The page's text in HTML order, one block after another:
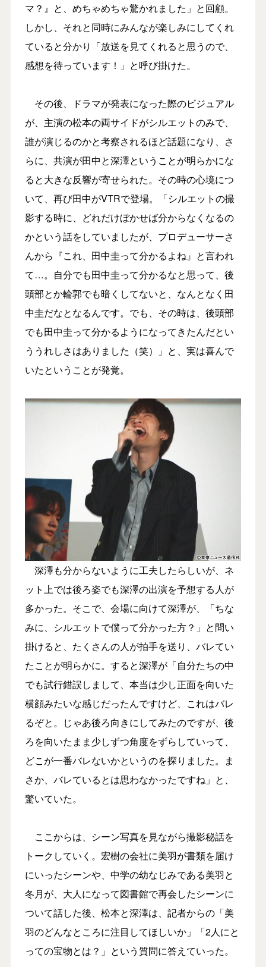
マ？』と、めちゃめちゃ驚かれました」と回顧。
しかし、それと同時にみんなが楽しみにしてくれ
ていると分かり「放送を見てくれると思うので、
感想を待っています！」と呼び掛けた。
その後、ドラマが発表になった際のビジュアル
が、主演の松本の両サイドがシルエットのみで、
誰が演じるのかと考察されるほど話題になり、さ
らに、共演が田中と深澤ということが明らかにな
ると大きな反響が寄せられた。その時の心境につ
いて、再び田中がVTRで登場。「シルエットの撮
影する時に、どれだけぼかせば分からなくなるの
かという話をしていましたが、プロデューサーさ
んから『これ、田中圭って分かるよね』と言われ
て…。自分でも田中圭って分かるなと思って、後
頭部とか輪郭でも暗くしてないと、なんとなく田
中圭だなとなるんです。でも、その時は、後頭部
でも田中圭って分かるようになってきたんだとい
ううれしさはありました（笑）」と、実は喜んで
いたということが発覚。
深澤も分からないように工夫したらしいが、ネ
ット上では後ろ姿でも深澤の出演を予想する人が
多かった。そこで、会場に向けて深澤が、「ちな
みに、シルエットで僕って分かった方？」と問い
掛けると、たくさんの人が拍手を送り、バレてい
たことが明らかに。すると深澤が「自分たちの中
でも試行錯誤しまして、本当は少し正面を向いた
横顔みたいな感じだったんですけど、これはバレ
るぞと。じゃあ後ろ向きにしてみたのですが、後
ろを向いたまま少しずつ角度をずらしていって、
どこが一番バレないかというのを探りました。ま
さか、バレているとは思わなかったですね」と、
驚いていた。
ここからは、シーン写真を見ながら撮影秘話を
トークしていく。宏樹の会社に美羽が書類を届け
にいったシーンや、中学の幼なじみである美羽と
冬月が、大人になって図書館で再会したシーンに
ついて話した後、松本と深澤は、記者からの「美
羽のどんなところに注目してほしいか」「2人にと
っての宝物とは？」という質問に答えていった。